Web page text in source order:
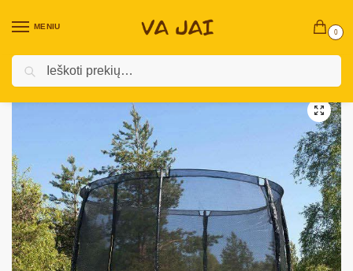
MENIU
0
Pradžia / Prekės vaikams